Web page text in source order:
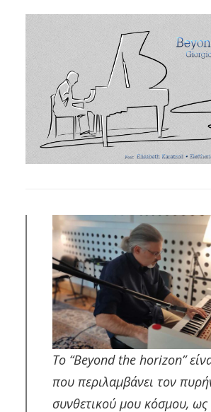
Το “Beyond the horizon”
που περιλαμβάνει τον
συνθετικού μου κόσμου, ως